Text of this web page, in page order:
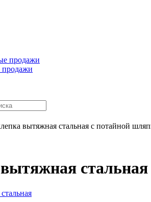
продажи
вытяжная стальная с потайной